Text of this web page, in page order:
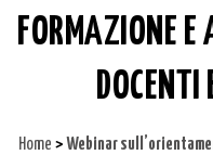
FORMAZIONE E
DOCENTI
Home >Webinar